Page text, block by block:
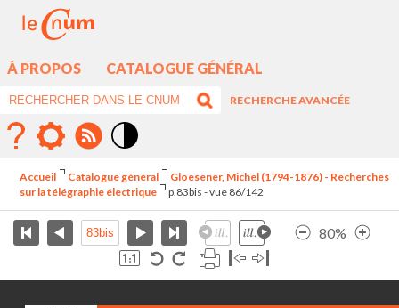
À PROPOS CATALOGUE GÉNÉRAL
RECHERCHE AVANCÉE
élévé
Accueil Catalogue général
Gloesener, Michel (1794-1876) - Recherches
sur la télégraphie électrique
p.83bis - vue 86/142
80%